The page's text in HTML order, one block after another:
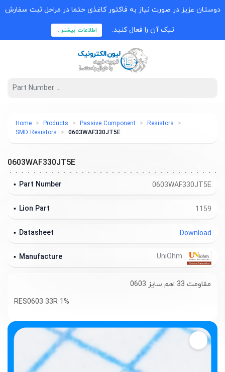
دوستان عزیز در صورت نیاز به فاکتور کاغذی حتما در مراحل ثبت سفارش
تیک آن را فعال کنید. اطلاعات بیشتر...
Home Products Passive Component
Resistors
SMD Resistors
0603WAF330JT5E
0603WAF330JT5E
0603WAF330JT5E
Part Number
1159
Lion Part
Download
Datasheet
Manufacture
مقاومت 33 اهم سایز 0603
RES0603 33R 1%